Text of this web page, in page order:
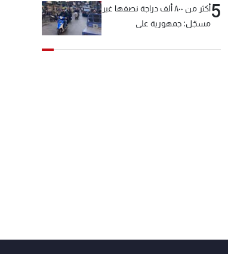
5
أكثر من ٨٠٠ ألف دراجة نصفها غير
مسجّل: جمهورية على